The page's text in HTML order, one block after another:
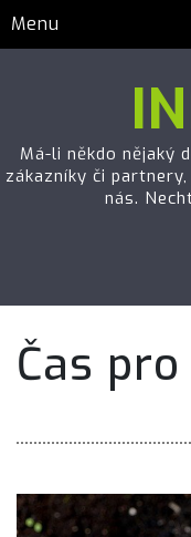
Menu
Má-li někdo nějaký
zákazníky či
nás.
Čas